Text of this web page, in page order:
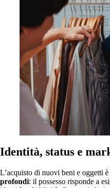
Identità, status e
L’acquisto di nuovi beni e oggetti è
profondi: il possesso risponde a